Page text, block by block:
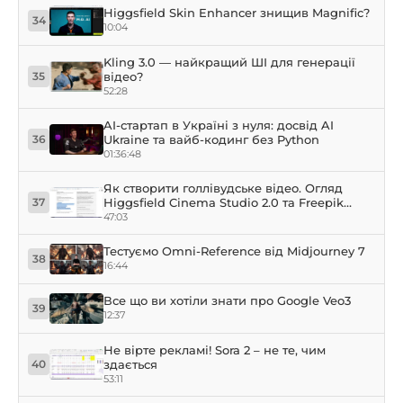
34 Higgsfield Skin Enhancer знищив Magnific?
10:04
35
Kling 3.0 — найкращий ШІ для генерації
відео?
52:28
36
AI-стартап в Україні з нуля: досвід AI
Ukraine та вайб-кодинг без Python
01:36:48
37
Як створити голлівудське відео. Огляд
Higgsfield Cinema Studio 2.0 та Freepik
Cinematic Shots
47:03
38 Тестуємо Omni-Reference від Midjourney 7
16:44
39 Все що ви хотіли знати про Google Veo3
12:37
40
Не вірте рекламі! Sora 2 – не те, чим
здається
53:11